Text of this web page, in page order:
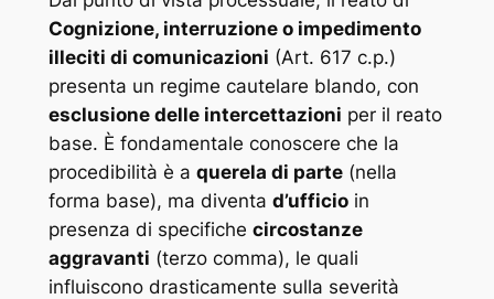
Cognizione, interruzione o impedimento
illeciti di comunicazioni (Art. 617 c.p.)
presenta un regime cautelare blando, con
esclusione delle intercettazioni per il reato
base. È fondamentale conoscere che la
procedibilità è a querela di parte(nella
forma base), ma diventa d’ufficioin
presenza di specifiche circostanze
aggravanti (terzo comma), le quali
influiscono drasticamente sulla severità